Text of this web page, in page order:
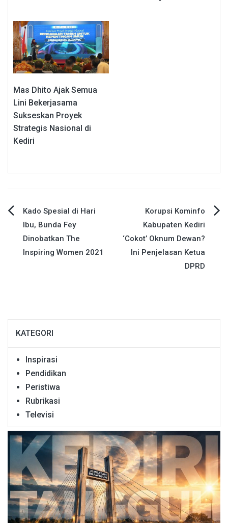
Mas Dhito Ajak Semua
Lini Bekerjasama
Sukseskan Proyek
Strategis Nasional di
Kediri
Navigasi
pos
Kado Spesial di Hari
Ibu, Bunda Fey
Dinobatkan The
Inspiring Women 2021
Korupsi Kominfo
Kabupaten Kediri
‘Cokot’ Oknum Dewan?
Ini Penjelasan Ketua
DPRD
KATEGORI
Inspirasi
Pendidikan
Peristiwa
Rubrikasi
Televisi